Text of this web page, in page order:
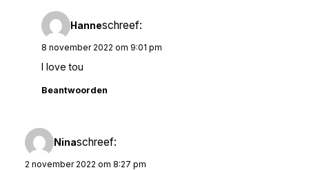
Hanneschreef:
8 november 2022 om 9:01 pm
I love tou
Beantwoorden
Ninaschreef:
2 november 2022 om 8:27 pm